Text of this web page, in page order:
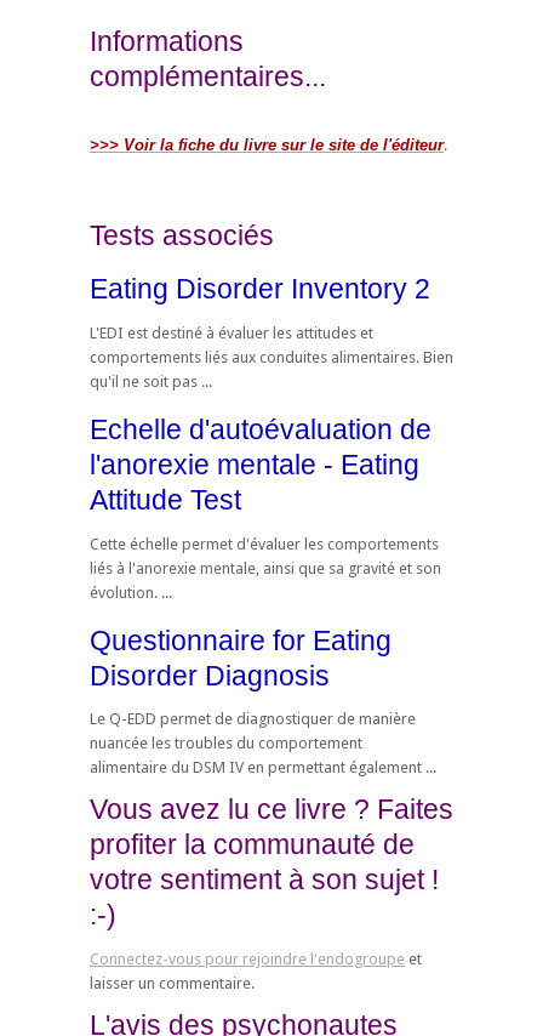
Informations
complémentaires...
>>> Voir la fiche du livre sur le site de l'éditeur.
Tests associés
Eating Disorder Inventory 2
L'EDI est destiné à évaluer les attitudes et
comportements liés aux conduites alimentaires. Bien
qu'il ne soit pas ...
Echelle d'autoévaluation de
l'anorexie mentale - Eating
Attitude Test
Cette échelle permet d'évaluer les comportements
liés à l'anorexie mentale, ainsi que sa gravité et son
évolution. ...
Questionnaire for Eating
Disorder Diagnosis
Le Q-EDD permet de diagnostiquer de manière
nuancée les troubles du comportement
alimentaire du DSM IV en permettant également ...
Vous avez lu ce livre ? Faites
profiter la communauté de
votre sentiment à son sujet !
:-)
Connectez-vous pour rejoindre l'endogroupe et
laisser un commentaire.
L'avis des psychonautes